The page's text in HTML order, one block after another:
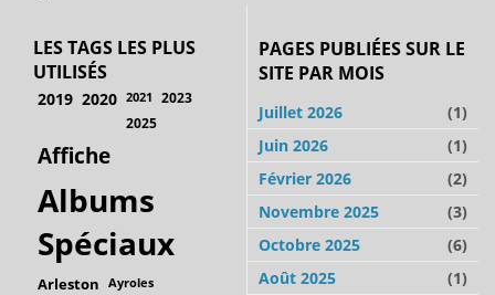
LES TAGS LES PLUS
UTILISÉS
2019 2020 2021 2023
2025
Affiche
Albums
Spéciaux
Arleston Ayroles
PAGES PUBLIÉES SUR LE
SITE PAR MOIS
Juillet 2026
(1)
Juin 2026
(1)
Février 2026
(2)
Novembre 2025
(3)
Octobre 2025
(6)
Août 2025
(1)